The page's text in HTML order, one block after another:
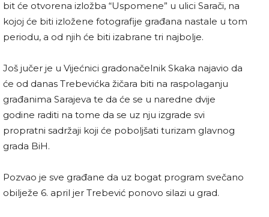
bit će otvorena izložba “Uspomene” u ulici Sarači, na
kojoj će biti izložene fotografije građana nastale u tom
periodu, a od njih će biti izabrane tri najbolje.
Još jučer je u Vijećnici gradonačelnik Skaka najavio da
će od danas Trebevićka žičara biti na raspolaganju
građanima Sarajeva te da će se u naredne dvije
godine raditi na tome da se uz nju izgrade svi
propratni sadržaji koji će poboljšati turizam glavnog
grada BiH.
Pozvao je sve građane da uz bogat program svečano
obilježe 6. april jer Trebević ponovo silazi u grad.